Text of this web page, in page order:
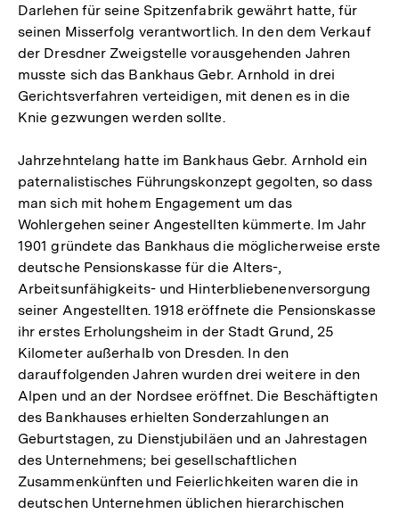
Darlehen für seine Spitzenfabrik gewährt hatte, für
seinen Misserfolg verantwortlich. In den dem Verkauf
der Dresdner Zweigstelle vorausgehenden Jahren
musste sich das Bankhaus Gebr. Arnhold in drei
Gerichtsverfahren verteidigen, mit denen es in die
Knie gezwungen werden sollte.
Jahrzehntelang hatte im Bankhaus Gebr. Arnhold ein
paternalistisches Führungskonzept gegolten, so dass
man sich mit hohem Engagement um das
Wohlergehen seiner Angestellten kümmerte. Im Jahr
1901 gründete das Bankhaus die möglicherweise erste
deutsche Pensionskasse für die Alters-,
Arbeitsunfähigkeits- und Hinterbliebenenversorgung
seiner Angestellten. 1918 eröffnete die Pensionskasse
ihr erstes Erholungsheim in der Stadt Grund, 25
Kilometer außerhalb von Dresden. In den
darauffolgenden Jahren wurden drei weitere in den
Alpen und an der Nordsee eröffnet. Die Beschäftigten
des Bankhauses erhielten Sonderzahlungen an
Geburtstagen, zu Dienstjubiläen und an Jahrestagen
des Unternehmens; bei gesellschaftlichen
Zusammenkünften und Feierlichkeiten waren die in
deutschen Unternehmen üblichen hierarchischen